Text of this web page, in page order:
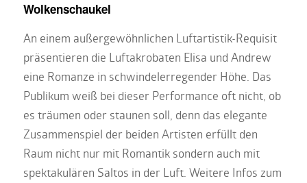
Wolkenschaukel
An einem außergewöhnlichen Luftartistik-Requisit
präsentieren die Luftakrobaten Elisa und Andrew
eine Romanze in schwindelerregender Höhe. Das
Publikum weiß bei dieser Performance oft nicht, ob
es träumen oder staunen soll, denn das elegante
Zusammenspiel der beiden Artisten erfüllt den
Raum nicht nur mit Romantik sondern auch mit
spektakulären Saltos in der Luft. Weitere Infos zum